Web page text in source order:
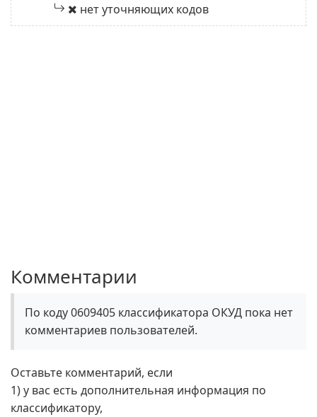
нет уточняющих кодов
Комментарии
По коду 0609405 классификатора ОКУД пока нет
комментариев пользователей.
Оставьте комментарий, если
1) у вас есть дополнительная информация по
классификатору,